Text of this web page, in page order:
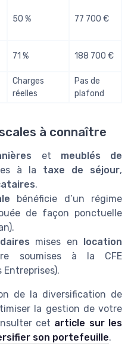
50 % 77 700 €
71 % 188 700 €
Charges
réelles
Pas de
plafond
à connaître
et meublés de
à la taxe de séjour,
.
bénéficie d’un régime
de façon ponctuelle
mises en location
soumises à la CFE
de la diversification de
la gestion de votre
cet article sur les
son portefeuille.